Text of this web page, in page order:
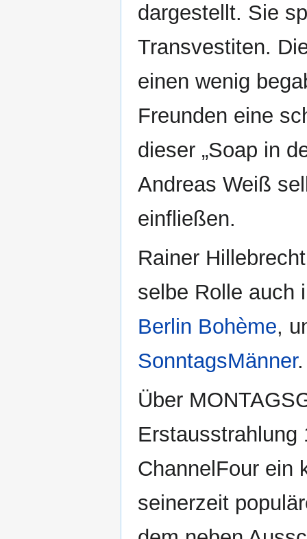
dargestellt. Sie
Transvestiten.
einen wenig
Freunden eine
dieser „Soap in
Andreas Weiß
einfließen.
Rainer
selbe Rolle auch
Berlin Bohème,
SonntagsMänner.
Über
Erstausstrahlung
ChannelFour ein
seinerzeit